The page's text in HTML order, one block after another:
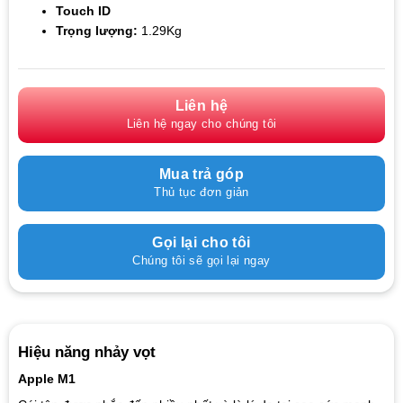
Hiệu năng nhảy vọt
Apple M1
Touch ID
Trọng lượng: 1.29Kg
Liên hệ
Liên hệ ngay cho chúng tôi
Mua trả góp
Thủ tục đơn giản
Gọi lại cho tôi
Chúng tôi sẽ gọi lại ngay